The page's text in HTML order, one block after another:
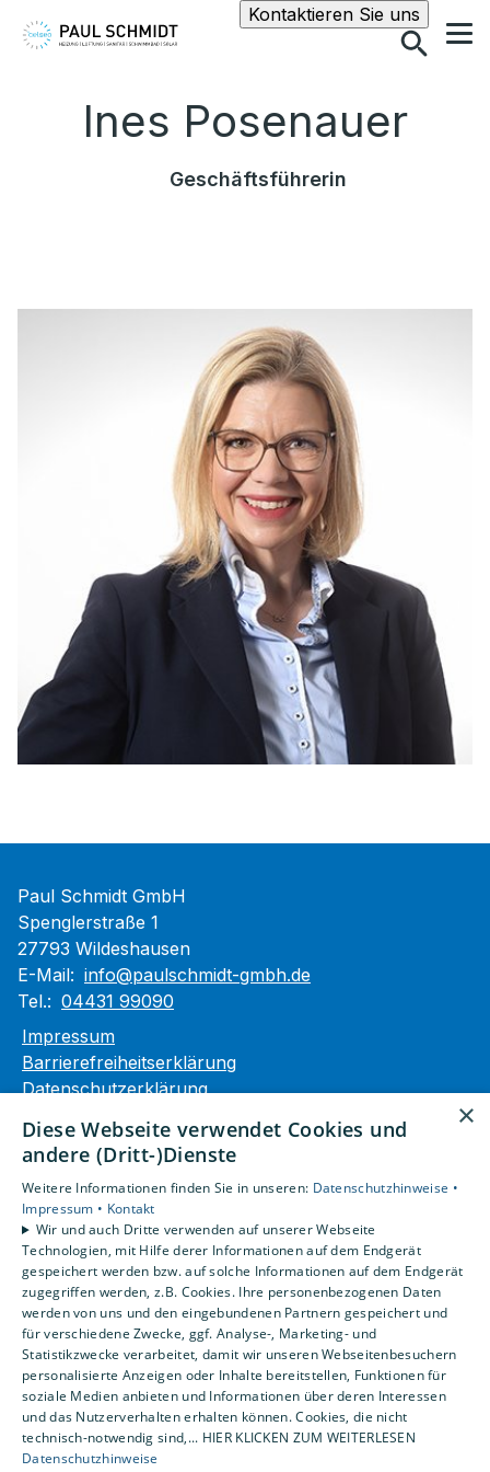
Kontaktieren Sie unsSuche
Ines Posenauer
Geschäftsführerin
Paul Schmidt GmbH
Spenglerstraße 1
27793 Wildeshausen
E-Mail: info@paulschmidt-gmbh.de
Tel.: 04431 99090
Impressum
Barrierefreiheitserklärung
Datenschutzerklärung
Unsere Bereiche
Privatkunden
Gewerbekunden
Karriere
Unternehmen
Kontakt
×
Diese Webseite verwendet Cookies und
andere (Dritt-)Dienste
Weitere Informationen finden Sie in unseren: Datenschutzhinweise •
Impressum • Kontakt
Wir und auch Dritte verwenden auf unserer Webseite
Technologien, mit Hilfe derer Informationen auf dem Endgerät
gespeichert werden bzw. auf solche Informationen auf dem Endgerät
zugegriffen werden, z.B. Cookies. Ihre personenbezogenen Daten
werden von uns und den eingebundenen Partnern gespeichert und
für verschiedene Zwecke, ggf. Analyse-, Marketing- und
Statistikzwecke verarbeitet, damit wir unseren Webseitenbesuchern
personalisierte Anzeigen oder Inhalte bereitstellen, Funktionen für
soziale Medien anbieten und Informationen über deren Interessen
und das Nutzerverhalten erhalten können. Cookies, die nicht
technisch-notwendig sind,... HIER KLICKEN ZUM WEITERLESEN
Datenschutzhinweise